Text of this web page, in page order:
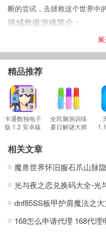
断的尝试，去拯救这个世界中
跳城救援游戏简介：
在这里以卡通形式就行展示
只需进入该区域并绕过尽头
的守卫并与他们战斗才能到达目
游戏特色：
1.第一关以罗宾为主角，因为
从而完成属于他的救援;
2.跳城救援中有着多个超级英
进行问题的查询，多样的玩法
进行游戏的完成。
游戏亮点：
1.在游戏的前期你要不断的去
完成属于你的任务挑战;
精品推荐
卡通数独电子
版 1.2 安卓版
全民脑洞训练
夏日解谜大师
相关文章
光与夜之恋兑换码大全-光
dnf85SS板甲护肩魔法之
168怎么申请代理 168代理